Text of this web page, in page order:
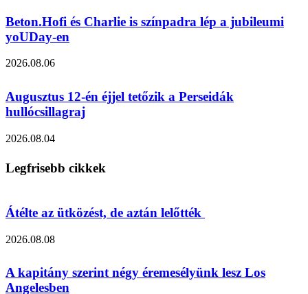
Beton.Hofi és Charlie is színpadra lép a jubileumi
yoUDay-en
2026.08.06
Augusztus 12-én éjjel tetőzik a Perseidák
hullócsillagraj
2026.08.04
Legfrisebb cikkek
Átélte az ütközést, de aztán lelőtték
2026.08.08
A kapitány szerint négy éremesélyünk lesz Los
Angelesben